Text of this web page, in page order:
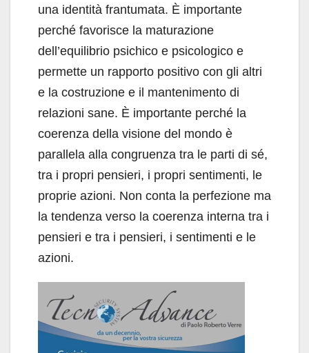
una identità frantumata. È importante
perché favorisce la maturazione
dell’equilibrio psichico e psicologico e
permette un rapporto positivo con gli altri
e la costruzione e il mantenimento di
relazioni sane. È importante perché la
coerenza della visione del mondo è
parallela alla congruenza tra le parti di sé,
tra i propri pensieri, i propri sentimenti, le
proprie azioni. Non conta la perfezione ma
la tendenza verso la coerenza interna tra i
pensieri e tra i pensieri, i sentimenti e le
azioni.